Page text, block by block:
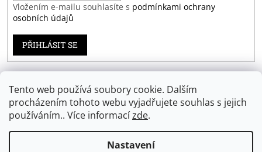
Tento web používá soubory cookie. Dalším
procházením tohoto webu vyjadřujete souhlas s jejich
používáním.. Více informacízde.
Nastavení
Vložením e-mailu souhlasíte s podmínkami ochrany
osobních údajů
PŘIHLÁSIT SE
Záruka spokojenosti
Vytvořil Shoptet